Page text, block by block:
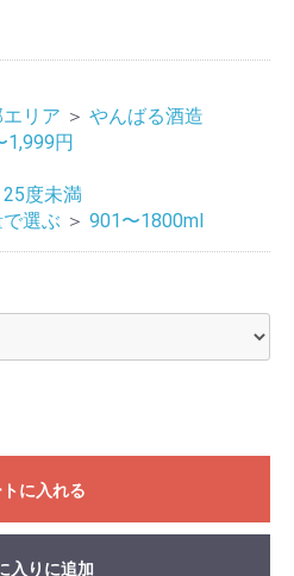
リア ＞ やんばる酒造
1,999円
25度未満
選ぶ ＞ 901〜1800ml
に入れる
入りに追加